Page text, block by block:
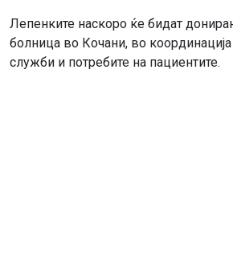
Лепенките наскоро ќе бидат
болница во Кочани, во
служби и потребите на пациентите.